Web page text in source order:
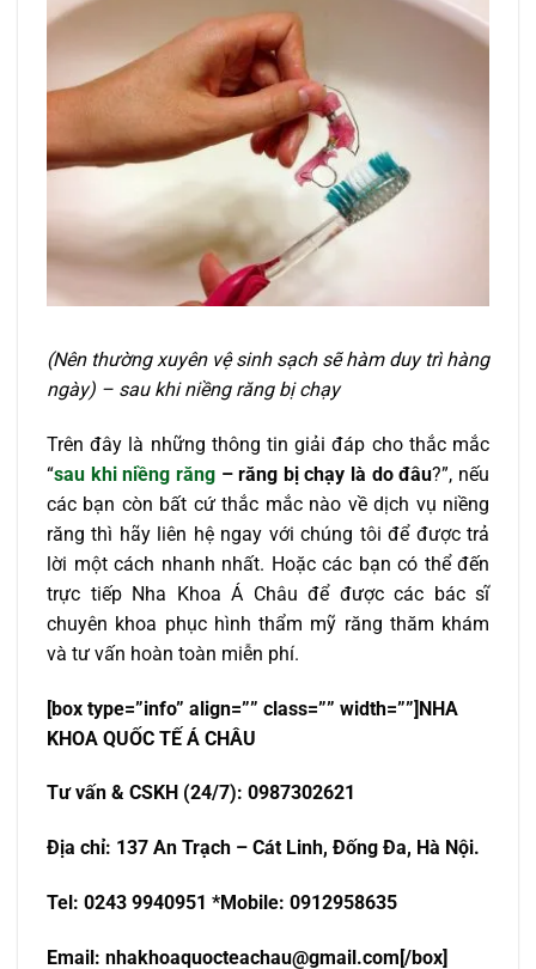
(Nên thường xuyên vệ sinh sạch sẽ hàm duy trì hàng
ngày) – sau khi niềng răng bị chạy
Trên đây là những thông tin giải đáp cho thắc mắc
“sau khi niềng răng– răng bị chạy là do đâu?”, nếu
các bạn còn bất cứ thắc mắc nào về dịch vụ niềng
răng thì hãy liên hệ ngay với chúng tôi để được trả
lời một cách nhanh nhất. Hoặc các bạn có thể đến
trực tiếp Nha Khoa Á Châu để được các bác sĩ
chuyên khoa phục hình thẩm mỹ răng thăm khám
và tư vấn hoàn toàn miễn phí.
[box type=”info” align=”” class=”” width=””]NHA
KHOA QUỐC TẾ Á CHÂU
Tưvấn & CSKH (24/7): 0987302621
Địa chỉ: 137 An Trạch – Cát Linh, Đống Đa, Hà Nội.
Tel: 0243 9940951 *Mobile: 0912958635
Email: nhakhoaquocteachau@gmail.com [/box]